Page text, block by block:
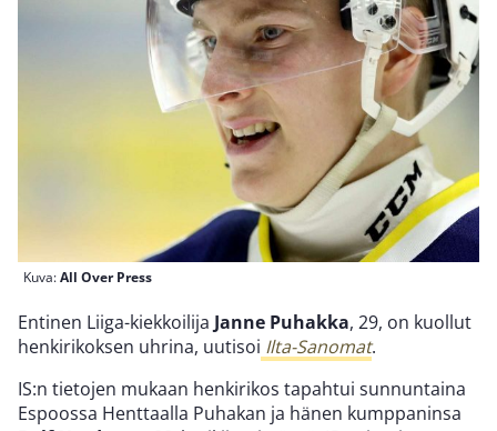
Kuva:All Over Press
Entinen Liiga-kiekkoilija Janne Puhakka, 29, on kuollut
henkirikoksen uhrina, uutisoi Ilta-Sanomat.
IS:n tietojen mukaan henkirikos tapahtui sunnuntaina
Espoossa Henttaalla Puhakan ja hänen kumppaninsa